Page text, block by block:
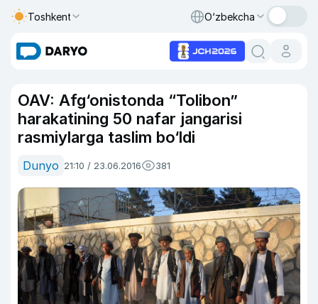
Toshkent O‘zbekcha
OAV: Afg‘onistonda “Tolibon”
harakatining 50 nafar jangarisi
rasmiylarga taslim bo‘ldi
Dunyo 21:10 / 23.06.2016 381